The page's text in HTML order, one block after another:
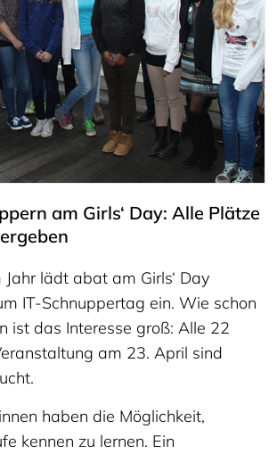
am Girls‘ Day: Alle Plätze
lädt abat am Girls‘ Day
IT-Schnuppertag ein. Wie schon
ist das Interesse groß: Alle 22
am 23. April sind
haben die Möglichkeit,
kennen zu lernen. Ein